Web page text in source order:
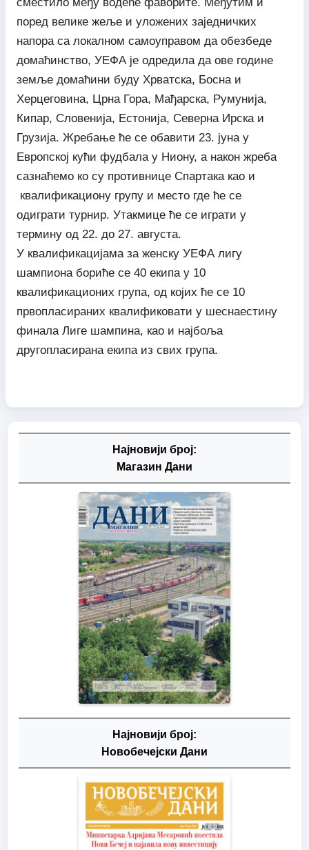
поред велике жеље и уложених заједничких
напора са локалном самоуправом да обезбеде
домаћинство, УЕФА је одредила да ове године
земље домаћини буду Хрватска, Босна и
Херцеговина, Црна Гора, Мађарска, Румунија,
Кипар, Словенија, Естонија, Северна Ирска и
Грузија. Жребање ће се обавити 23. јуна у
Европској кући фудбала у Ниону, а након жреба
сазнаћемо ко су противнице Спартака као и
квалификациону групу и место где ће се
одиграти турнир. Утакмице ће се играти у
термину од 22. до 27. августа.
У квалификацијама за женску УЕФА лигу
шампиона бориће се 40 екипа у 10
квалификационих група, од којих ће се 10
првопласираних квалификовати у шеснаестину
финала Лиге шампина, као и најбоља
другопласирана екипа из свих група.
Најновији број:
Магазин Дани
Најновији број:
Новобечејски Дани